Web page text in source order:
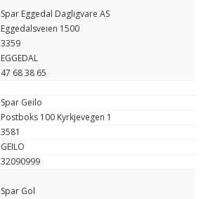
Spar Eggedal Dagligvare AS
Eggedalsveien 1500
3359
EGGEDAL
47 68 38 65
Spar Geilo
Postboks 100 Kyrkjevegen 1
3581
GEILO
32090999
Spar Gol